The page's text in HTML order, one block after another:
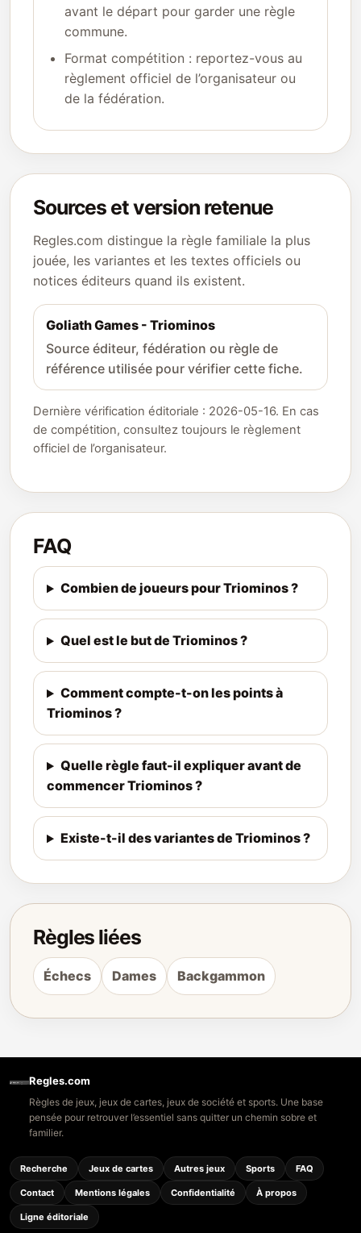
avant le départ pour garder une règle
commune.
Format compétition : reportez-vous au
règlement officiel de l’organisateur ou
de la fédération.
Sources et version retenue
Regles.com distingue la règle familiale la plus
jouée, les variantes et les textes officiels ou
notices éditeurs quand ils existent.
Goliath Games - Triominos
Source éditeur, fédération ou règle de
référence utilisée pour vérifier cette fiche.
Dernière vérification éditoriale : 2026-05-16. En cas
de compétition, consultez toujours le règlement
officiel de l’organisateur.
FAQ
Combien de joueurs pour Triominos ?
Quel est le but de Triominos ?
Comment compte-t-on les points à
Triominos ?
Quelle règle faut-il expliquer avant de
commencer Triominos ?
Existe-t-il des variantes de Triominos ?
Règles liées
Échecs Dames Backgammon
Regles.com
Règles de jeux, jeux de cartes, jeux de société et sports. Une base
pensée pour retrouver l’essentiel sans quitter un chemin sobre et
familier.
Recherche Jeux de cartes Autres jeux Sports FAQ
Contact Mentions légales Confidentialité À propos
Ligne éditoriale